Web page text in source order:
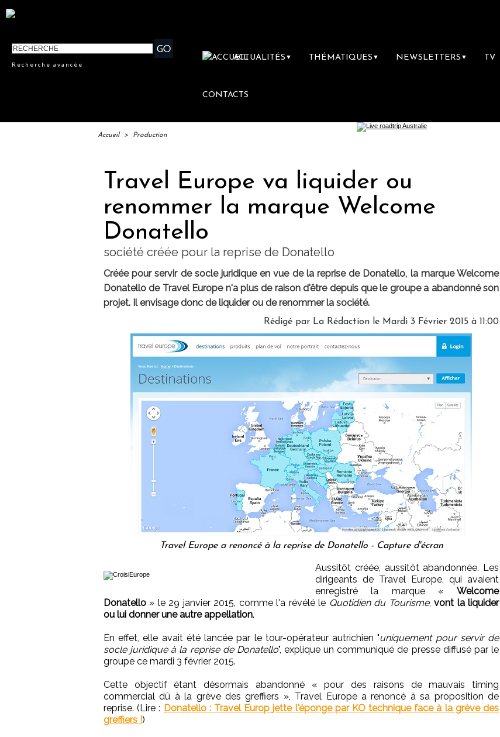
Recherche avancée
ACTUALITÉS ▼ THÉMATIQUES ▼ NEWSLETTERS ▼ TV
CONTACTS
Accueil > Production
Travel Europe va liquider ou
renommer la marque Welcome
Donatello
société créée pour la reprise de Donatello
Créée pour servir de socle juridique en vue de la reprise de Donatello, la marque Welcome
Donatello de Travel Europe n'a plus de raison d'être depuis que le groupe a abandonné son
projet. Il envisage donc de liquider ou de renommer la société.
Rédigé par La Rédaction le Mardi 3 Février 2015 à 11:00
Travel Europe a renoncé à la reprise de Donatello - Capture d'écran
Aussitôt créée, aussitôt abandonnée. Les
dirigeants de Travel Europe, qui avaient
enregistré la marque « Welcome
Donatello » le 29 janvier 2015, comme l'a révélé le Quotidien du Tourisme,vont la liquider
ou lui donner une autre appellation.
En effet, elle avait été lancée par le tour-opérateur autrichien "uniquement pour servir de
socle juridique à la reprise de Donatello", explique un communiqué de presse diffusé par le
groupe ce mardi 3 février 2015.
Cette objectif étant désormais abandonné « pour des raisons de mauvais timing
commercial dû à la grève des greffiers », Travel Europe a renoncé à sa proposition de
reprise. (Lire : Donatello : Travel Europ jette l'éponge par KO technique face à la grève des
greffiers !)